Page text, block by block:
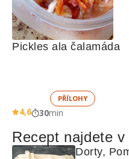
Pickles ala čalamáda
PŘÍLOHY
4,6 30min
Recept najdete
Dorty,